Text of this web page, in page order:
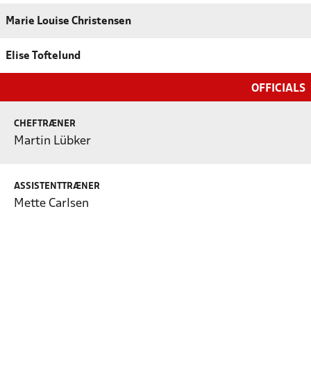
Marie Louise Christensen
Elise Toftelund
OFFICIALS
CHEFTRÆNER
Martin Lübker
ASSISTENTTRÆNER
Mette Carlsen